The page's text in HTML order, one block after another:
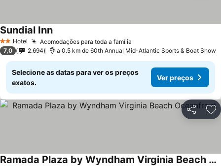
2 Estrelas
Hotel Acomodações para toda a família
Sundial Inn
7,0 2.694 a 0.5 km de 60th Annual Mid-Atlantic Sports & Boat Show
Selecione as datas para ver os preços
exatos.
Ver preços
Partilhar
Ramada Plaza by Wyndham Virginia Beach Oceanfront